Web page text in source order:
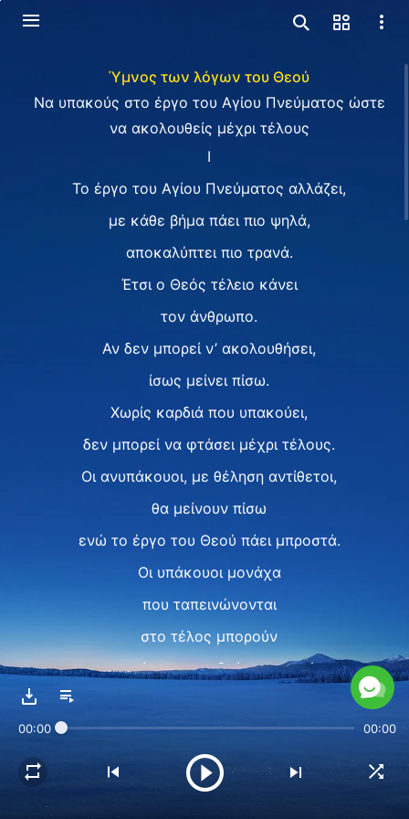
Ύμνος των λόγων του Θεού
Να υπακούς στο έργο του Αγίου Πνεύματος ώστε
να ακολουθείς μέχρι τέλους
I
Το έργο του Αγίου Πνεύματος αλλάζει,
με κάθε βήμα πάει πιο ψηλά,
αποκαλύπτει πιο τρανά.
Έτσι ο Θεός τέλειο κάνει
τον άνθρωπο.
Αν δεν μπορεί ν’ ακολουθήσει,
ίσως μείνει πίσω.
Χωρίς καρδιά που υπακούει,
δεν μπορεί να φτάσει μέχρι τέλους.
Οι ανυπάκουοι, με θέληση αντίθετοι,
θα μείνουν πίσω
ενώ το έργο του Θεού πάει μπροστά.
Οι υπάκουοι μονάχα
που ταπεινώνονται
στο τέλος μπορούν
να φτάσουν του δρόμου αυτού.
Πέρασε η παλιά εποχή
και μια καινούρια ήρθε.
Μια νέα εποχή, νέο έργο απαιτεί.
00:00 00:00